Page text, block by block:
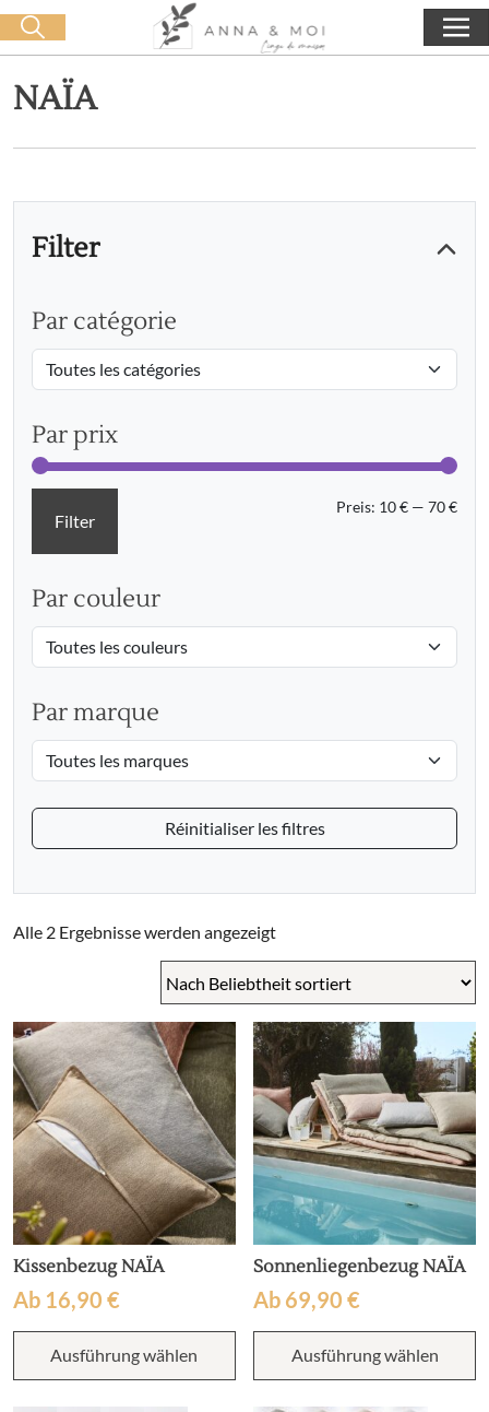
Kostenlose Lieferung ab 60€ Einkauf 0,00€
NAÏA
Filter
Par catégorie
Par prix
Min.
Max.
Filter
Preis: 10 € — 70 €
Par couleur
Par marque
Réinitialiser les filtres
Alle 2 Ergebnisse werden angezeigtNach
sortiert
Kissenbezug NAÏA
Ab 16,90 €
Ausführung wählen
Dieses
Produkt
weist
Sonnenliegenbezug NAÏA
Ab 69,90€
Ausführung wählen